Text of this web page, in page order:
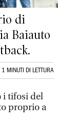
di
Baiauto
1 MINUTI DI LETTURA
i tifosi del
proprio a